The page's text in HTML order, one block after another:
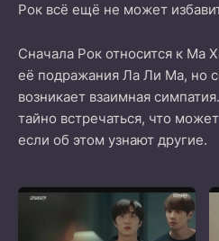
Рок всё ещё не может
Сначала Рок относится к Ма
её подражания Ла Ли Ма, но
возникает взаимная
тайно встречаться, что
если об этом узнают другие.